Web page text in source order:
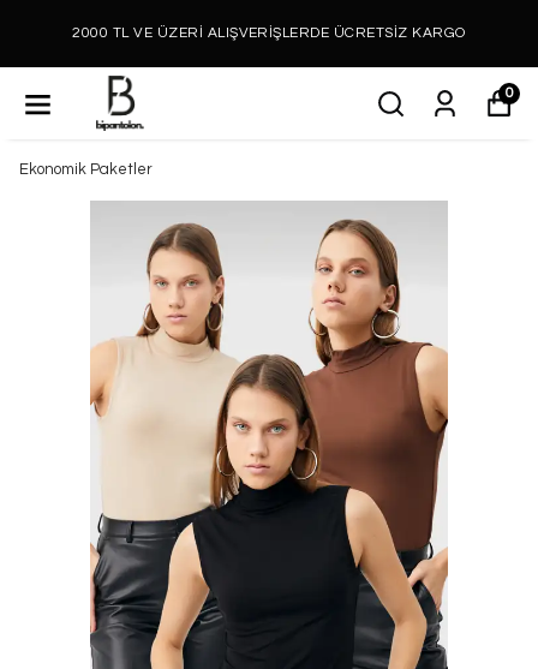
2000 TL VE ÜZERİ ALIŞVERİŞLERDE ÜCRETSİZ KARGO
0
Ekonomik Paketler